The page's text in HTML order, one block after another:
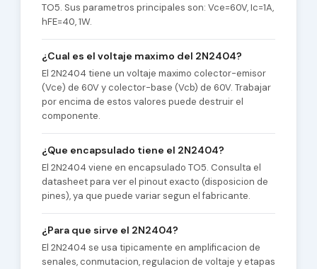
TO5. Sus parametros principales son: Vce=60V, Ic=1A,
hFE=40, 1W.
¿Cual es el voltaje maximo del 2N2404?
El 2N2404 tiene un voltaje maximo colector-emisor
(Vce) de 60V y colector-base (Vcb) de 60V. Trabajar
por encima de estos valores puede destruir el
componente.
¿Que encapsulado tiene el 2N2404?
El 2N2404 viene en encapsulado TO5. Consulta el
datasheet para ver el pinout exacto (disposicion de
pines), ya que puede variar segun el fabricante.
¿Para que sirve el 2N2404?
El 2N2404 se usa tipicamente en amplificacion de
senales, conmutacion, regulacion de voltaje y etapas